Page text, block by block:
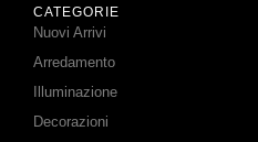
CATEGORIE
Nuovi Arrivi
Arredamento
Illuminazione
Decorazioni